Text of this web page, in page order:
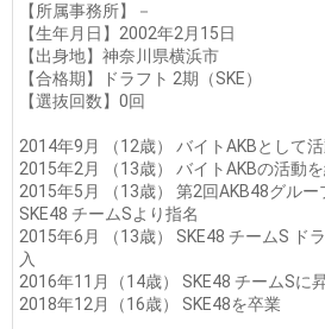
【所属事務所】－
【生年月日】2002年2月15日
【出身地】神奈川県横浜市
【合格期】ドラフト 2期（SKE）
【選抜回数】0回
2014年9月 （12歳） バイトAKBとして
2015年2月 （13歳） バイトAKBの活動
2015年5月 （13歳） 第2回AKB48グルー
SKE48 チームSより指名
2015年6月 （13歳） SKE48 チームS ド
入
2016年11月（14歳） SKE48 チームSに
2018年12月（16歳） SKE48を卒業